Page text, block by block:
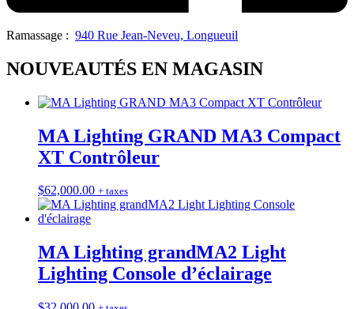
Ramassage : 940 Rue Jean-Neveu, Longueuil
NOUVEAUTÉS EN MAGASIN
MA Lighting GRAND MA3 Compact
XT Contrôleur
$62,000.00 + taxes
MA Lighting grandMA2 Light
Lighting Console d’éclairage